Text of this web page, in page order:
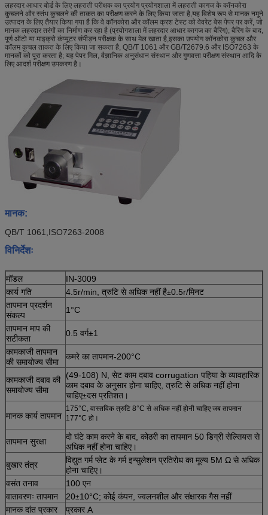
लहरदार आधार बोर्ड के लिए लहराती परीक्षक का प्रयोग प्रयोगशाला में लहराती कागज के कॉनकोरा
कुचलने और स्तंभ कुचलने की ताकत का परीक्षण करने के लिए किया जाता है,यह विशेष रूप से मानक नमूने
उत्पादन के लिए तैयार किया गया है कि वे कॉनकोरा और कॉलम क्रश टेस्ट को वेवरेट बेस पेपर पर करें, जो
मानक लहरदार तरंगों का निर्माण कर रहा है (प्रयोगशाला में लहरदार आधार कागज का बैरिंग); बैरिंग के बाद,
पूर्ण ऑटो या माइक्रो कंप्यूटर संपीड़न परीक्षक के साथ मेल खाता है,इसका उपयोग कॉनकोरा कुचल और
कॉलम कुचल ताकत के लिए किया जा सकता है, QB/T 1061 और GB/T2679.6 और ISO7263 के
मानकों को पूरा करता है; यह पेपर मिल, वैज्ञानिक अनुसंधान संस्थान और गुणवत्ता परीक्षण संस्थान आदि के
लिए आदर्श परीक्षण उपकरण है।
मानक:
QB/T 1061,ISO7263-2008
विनिर्देशः
मॉडल
IN-3009
कार्य गति
4.5r/min, त्रुटि से अधिक नहीं है±0.5r/मिनट
तापमान प्रदर्शन
संकल्प
1°C
तापमान माप की
सटीकता
0.5 वर्ग±1
कामकाजी तापमान
की समायोज्य सीमा
कमरे का तापमान-200°C
कामकाजी दबाव की
समायोज्य सीमा
(49-108) N, सेट काम दबाव corrugation पहिया के व्यावहारिक
काम दबाव के अनुसार होना चाहिए, त्रुटि से अधिक नहीं होना
चाहिए±दस प्रतिशत।
मानक कार्य तापमान
175°C, वास्तविक त्रुटि 8°C से अधिक नहीं होनी चाहिए जब तापमान
177°C हो।
तापमान सुरक्षा
दो घंटे काम करने के बाद, कोठरी का तापमान 50 डिग्री सेल्सियस से
अधिक नहीं होना चाहिए।
बुखार तंत्र
विद्युत गर्म प्लेट के गर्म इन्सुलेशन प्रतिरोध का मूल्य 5M Ω से अधिक
होना चाहिए।
वसंत तनाव
100 एन
वातावरणः तापमान
20±10°C; कोई कंपन, ज्वलनशील और संक्षारक गैस नहीं
मानक दांत प्रकार
प्रकार A